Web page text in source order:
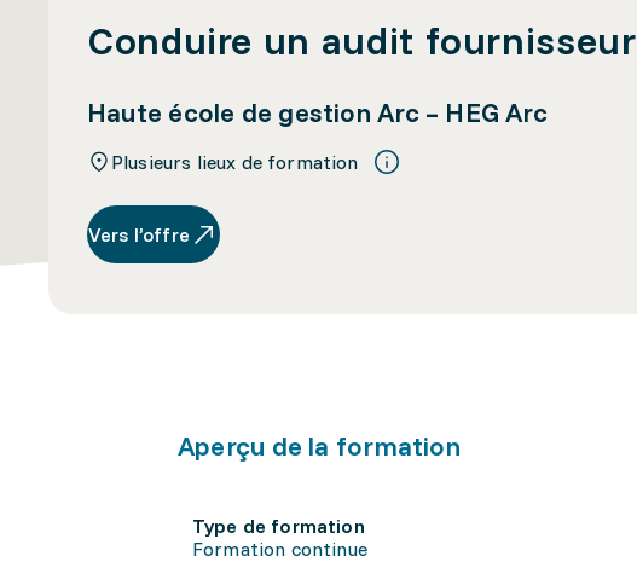
Conduire un audit fournisseur
Haute école de gestion Arc – HEG Arc
Plusieurs lieux de formation
Vers l’offre
Aperçu de la formation
Type de formation
Formation continue